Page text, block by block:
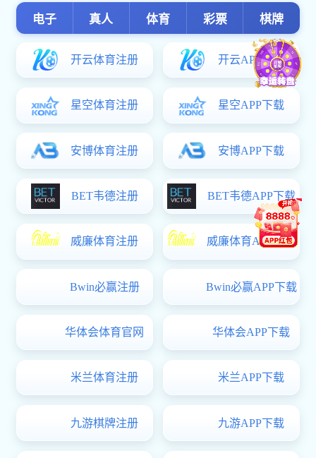
赛事进行报道，我校执行校长包宇、参
赛学生在现场接受采访。